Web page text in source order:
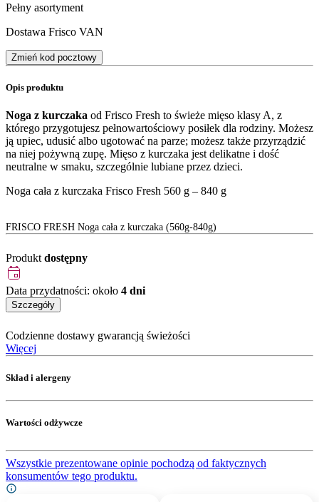
Pełny asortyment
Dostawa Frisco VAN
Zmień kod pocztowy
Opis produktu
Noga z kurczaka od Frisco Fresh to świeże mięso klasy A, z
którego przygotujesz pełnowartościowy posiłek dla rodziny. Możesz
ją upiec, udusić albo ugotować na parze; możesz także przyrządzić
na niej pożywną zupę. Mięso z kurczaka jest delikatne i dość
neutralne w smaku, szczególnie lubiane przez dzieci.
Noga cała z kurczaka Frisco Fresh 560 g – 840 g
FRISCO FRESH Noga cała z kurczaka (560g-840g)
Produkt dostępny
Data przydatności: około 4 dni
Szczegóły
Codzienne dostawy gwarancją świeżości
Więcej
Skład i alergeny
Wartości odżywcze
Wszystkie prezentowane opinie pochodzą od faktycznych
konsumentów tego produktu.